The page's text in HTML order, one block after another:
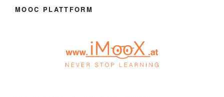
MOOC PLATTFORM